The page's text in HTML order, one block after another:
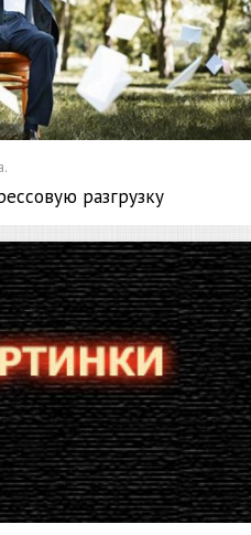
разгрузку